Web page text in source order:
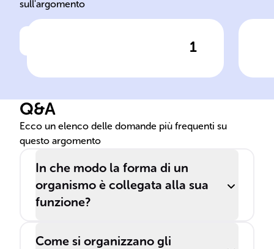
sull'argomento
1
Q&A
Ecco un elenco delle domande più frequenti su
questo argomento
In che modo la forma di un
organismo è collegata alla sua
funzione?
Come si organizzano gli